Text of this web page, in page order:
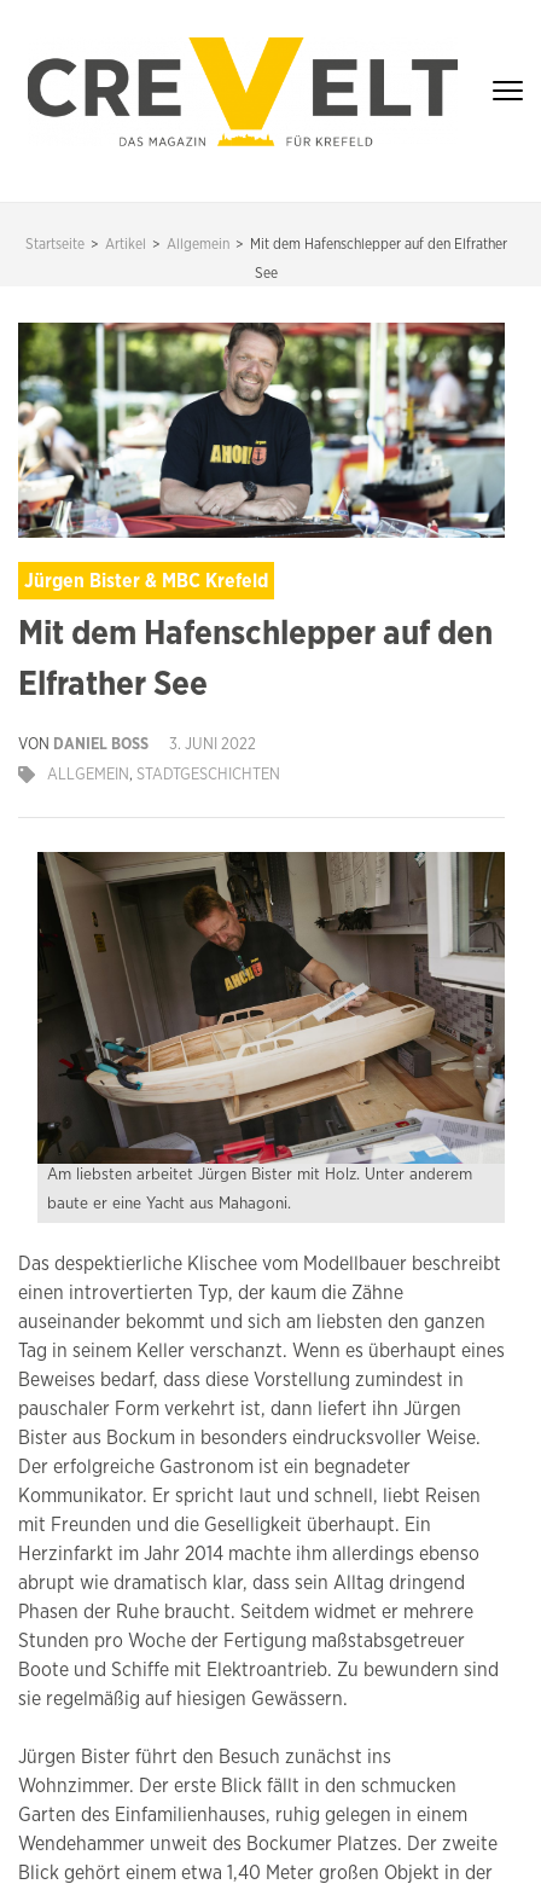
springen
(Enter
KREFELD
Startseite > Artikel > Allgemein >
Mit dem Hafenschlepper auf den Elfrather
See
Jürgen Bister & MBC Krefeld
Mit dem Hafenschlepper auf den
Elfrather See
VON DANIEL BOSS
3. JUNI 2022
ALLGEMEIN, STADTGESCHICHTEN
Am liebsten arbeitet Jürgen Bister mit Holz. Unter anderem
baute er eine Yacht aus Mahagoni.
Das despektierliche Klischee vom Modellbauer beschreibt
einen introvertierten Typ, der kaum die Zähne
auseinander bekommt und sich am liebsten den ganzen
Tag in seinem Keller verschanzt. Wenn es überhaupt eines
Beweises bedarf, dass diese Vorstellung zumindest in
pauschaler Form verkehrt ist, dann liefert ihn Jürgen
Bister aus Bockum in besonders eindrucksvoller Weise.
Der erfolgreiche Gastronom ist ein begnadeter
Kommunikator. Er spricht laut und schnell, liebt Reisen
mit Freunden und die Geselligkeit überhaupt. Ein
Herzinfarkt im Jahr 2014 machte ihm allerdings ebenso
abrupt wie dramatisch klar, dass sein Alltag dringend
Phasen der Ruhe braucht. Seitdem widmet er mehrere
Stunden pro Woche der Fertigung maßstabsgetreuer
Boote und Schiffe mit Elektroantrieb. Zu bewundern sind
sie regelmäßig auf hiesigen Gewässern.
Jürgen Bister führt den Besuch zunächst ins
Wohnzimmer. Der erste Blick fällt in den schmucken
Garten des Einfamilienhauses, ruhig gelegen in einem
Wendehammer unweit des Bockumer Platzes. Der zweite
Blick gehört einem etwa 1,40 Meter großen Objekt in der